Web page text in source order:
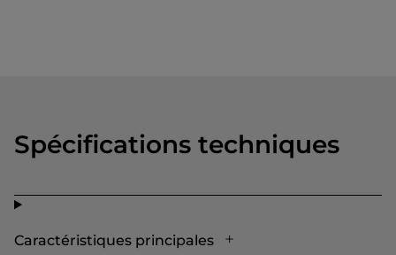
Spécifications techniques
Caractéristiques principales